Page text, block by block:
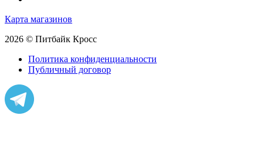
Карта магазинов
2026 © Питбайк Кросс
Политика конфиденциальности
Публичный договор